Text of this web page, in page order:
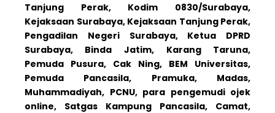
Tanjung Perak, Kodim 0830/Surabaya,
Kejaksaan Surabaya, Kejaksaan Tanjung Perak,
Pengadilan Negeri Surabaya, Ketua DPRD
Surabaya, Binda Jatim,
Karang Taruna,
Pemuda Pusura, Cak Ning, BEM Universitas,
Pemuda Pancasila, Pramuka, Madas,
Muhammadiyah, PCNU, para pengemudi ojek
online, Satgas Kampung Pancasila, Camat,